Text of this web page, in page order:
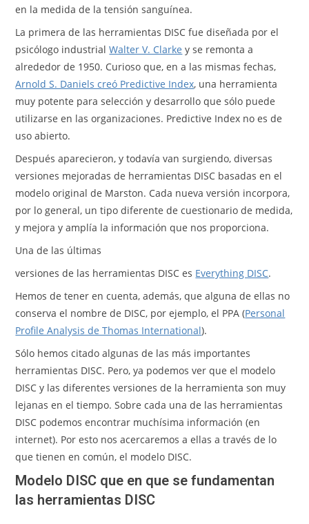
en la medida de la tensión sanguínea.
La primera de las herramientas DISC fue diseñada por el
psicólogo industrialWalter V. Clarke y se remonta a
alrededor de 1950. Curioso que, en a las mismas fechas,
Arnold S. Daniels creó Predictive Index, una herramienta
muy potente para selección y desarrollo que sólo puede
utilizarse en las organizaciones. Predictive Index no es de
uso abierto.
Después aparecieron, y todavía van surgiendo, diversas
versiones mejoradas de herramientas DISC basadas en el
modelo original de Marston. Cada nueva versión incorpora,
por lo general, un tipo diferente de cuestionario de medida,
y mejora y amplía la información que nos proporciona.
Una de las últimas
versiones de las herramientas DISC es Everything DISC.
Hemos de tener en cuenta, además, que alguna de ellas no
conserva el nombre de DISC, por ejemplo, el PPA (Personal
Profile Analysis de Thomas International).
Sólo hemos citado algunas de las más importantes
herramientas DISC. Pero, ya podemos ver que el modelo
DISC y las diferentes versiones de la herramienta son muy
lejanas en el tiempo. Sobre cada una de las herramientas
DISC podemos encontrar muchísima información (en
internet). Por esto nos acercaremos a ellas a través de lo
que tienen en común, el modelo DISC.
Modelo DISC que en que se fundamentan
las herramientas DISC